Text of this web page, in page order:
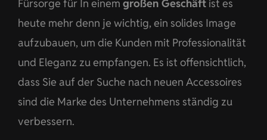
Fürsorge für In einem großen Geschäftist es
heute mehr denn je wichtig, ein solides Image
aufzubauen, um die Kunden mit Professionalität
und Eleganz zu empfangen. Es ist offensichtlich,
dass Sie auf der Suche nach neuen Accessoires
sind die Marke des Unternehmens ständig zu
verbessern.